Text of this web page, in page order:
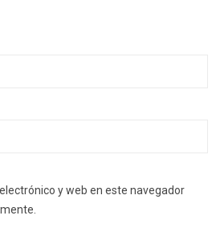
y web en este navegador